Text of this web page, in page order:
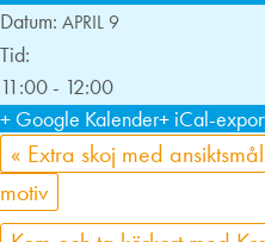
Datum: APRIL 9
Tid:
11:00 - 12:00
+ Google Kalender+ iCal-
« Extra skoj med
motiv